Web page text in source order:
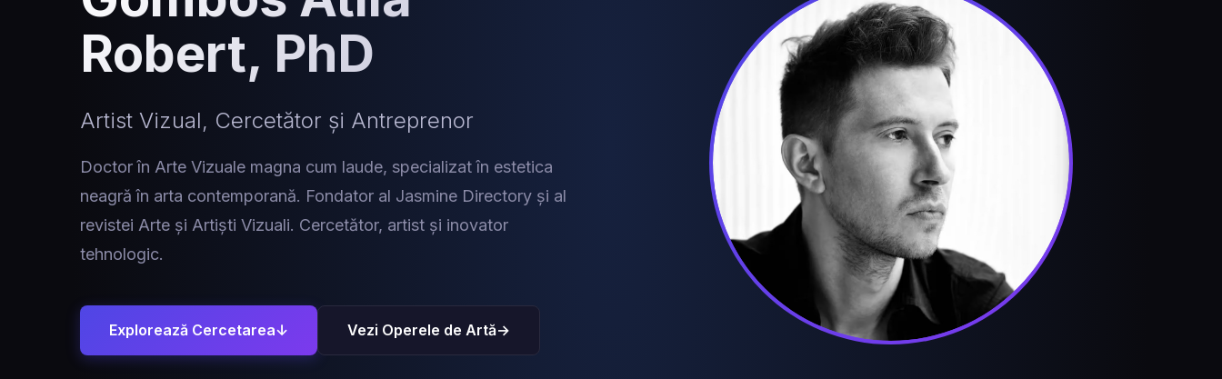
Robert, PhD
Artist Vizual, Cercetător și Antreprenor
Doctor în Arte Vizuale magna cum laude, specializat în estetica
neagră în arta contemporană. Fondator al Jasmine Directory și al
revistei Arte și Artiști Vizuali. Cercetător, artist și inovator
tehnologic.
Explorează Cercetarea↓ Vezi Operele de Artă→